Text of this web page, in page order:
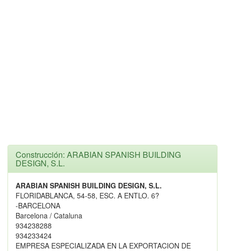
Construcción: ARABIAN SPANISH BUILDING
DESIGN, S.L.
ARABIAN SPANISH BUILDING DESIGN, S.L.
FLORIDABLANCA, 54-58, ESC. A ENTLO. 6?
-BARCELONA
Barcelona / Cataluna
934238288
934233424
EMPRESA ESPECIALIZADA EN LA EXPORTACION DE